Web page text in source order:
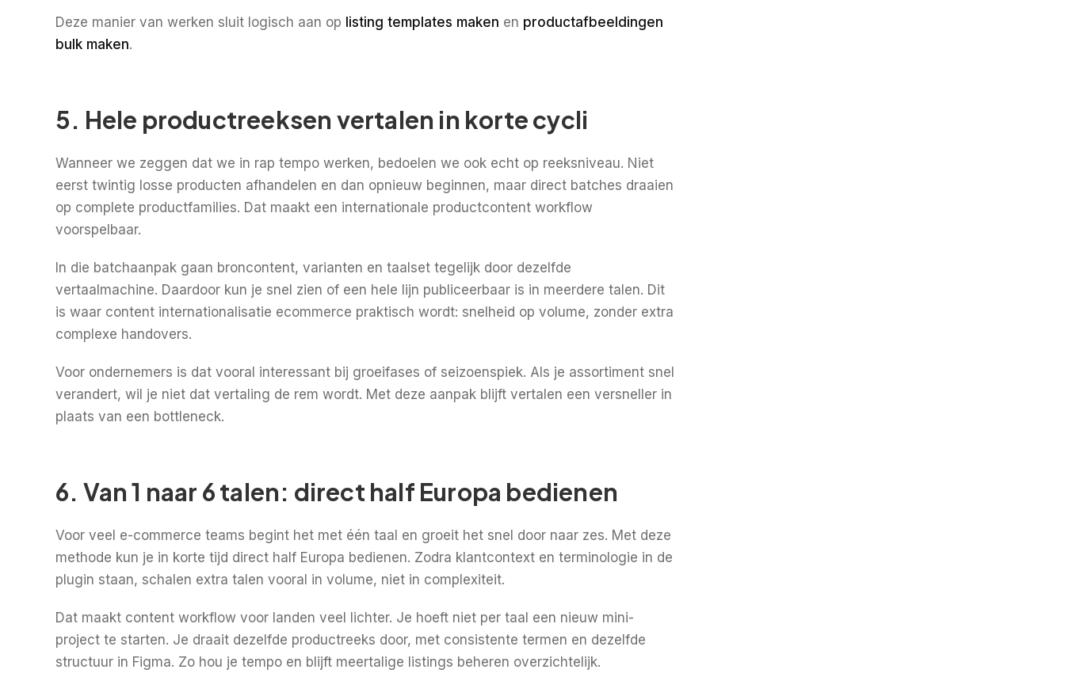
Deze manier van werken sluit logisch aan op listing templates maken en productafbeeldingen
bulk maken.
5. Hele productreeksen vertalen in korte cycli
Wanneer we zeggen dat we in rap tempo werken, bedoelen we ook echt op reeksniveau. Niet
eerst twintig losse producten afhandelen en dan opnieuw beginnen, maar direct batches draaien
op complete productfamilies. Dat maakt een internationale productcontent workflow
voorspelbaar.
In die batchaanpak gaan broncontent, varianten en taalset tegelijk door dezelfde
vertaalmachine. Daardoor kun je snel zien of een hele lijn publiceerbaar is in meerdere talen. Dit
is waar content internationalisatie ecommerce praktisch wordt: snelheid op volume, zonder extra
complexe handovers.
Voor ondernemers is dat vooral interessant bij groeifases of seizoenspiek. Als je assortiment snel
verandert, wil je niet dat vertaling de rem wordt. Met deze aanpak blijft vertalen een versneller in
plaats van een bottleneck.
6. Van 1 naar 6 talen: direct half Europa bedienen
Voor veel e-commerce teams begint het met één taal en groeit het snel door naar zes. Met deze
methode kun je in korte tijd direct half Europa bedienen. Zodra klantcontext en terminologie in de
plugin staan, schalen extra talen vooral in volume, niet in complexiteit.
Dat maakt content workflow voor landen veel lichter. Je hoeft niet per taal een nieuw mini-
project te starten. Je draait dezelfde productreeks door, met consistente termen en dezelfde
structuur in Figma. Zo hou je tempo en blijft meertalige listings beheren overzichtelijk.